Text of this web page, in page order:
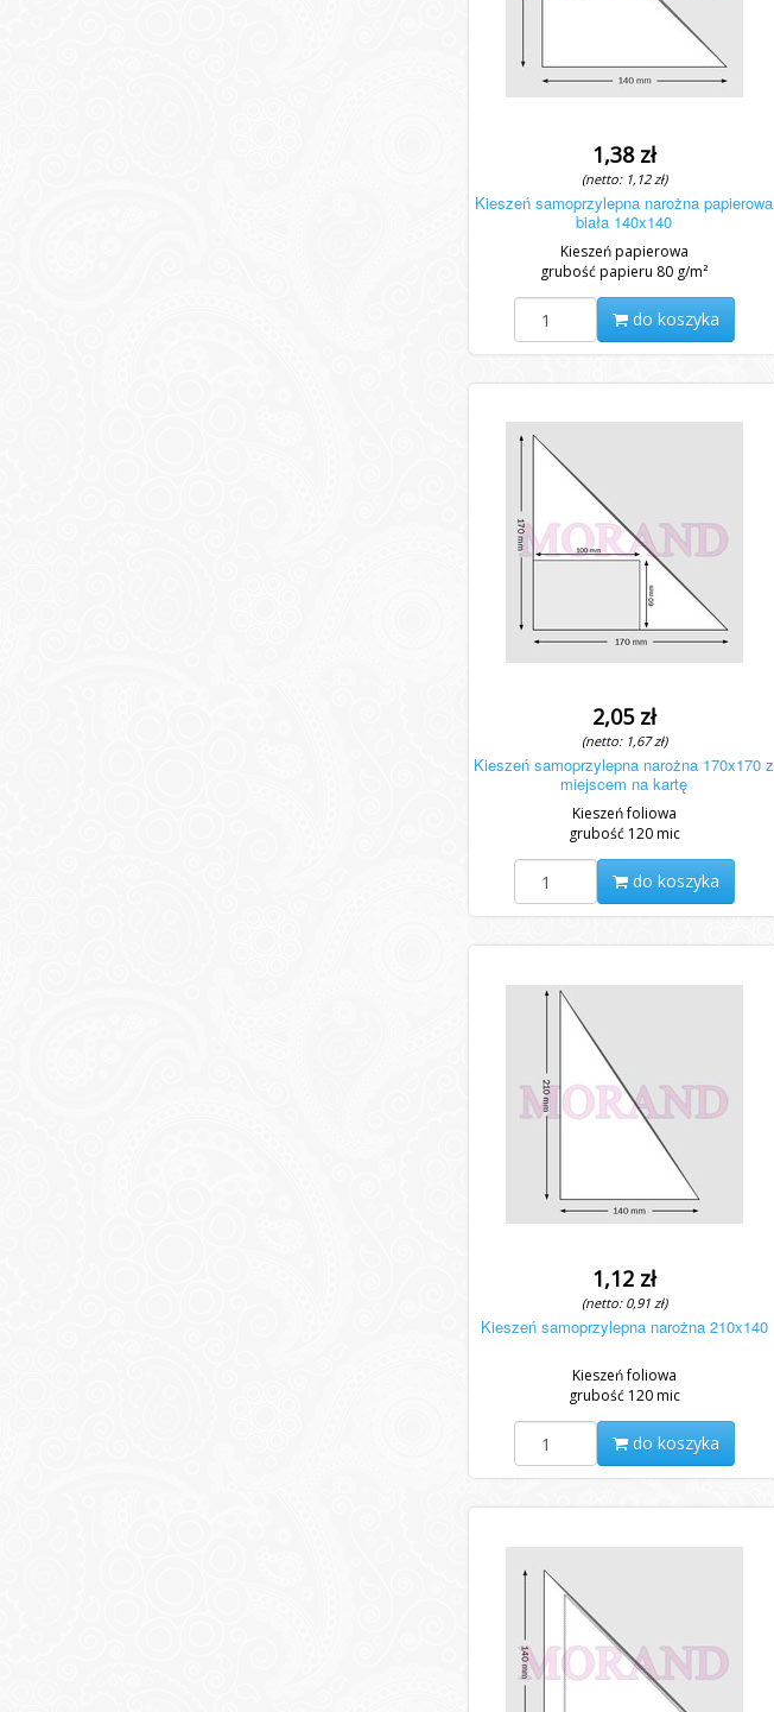
1,38 zł
(netto: 1,12 zł)
Kieszeń samoprzylepna narożna papierowa
biała 140x140
Kieszeń papierowa
grubość papieru 80 g/m²
do koszyka
2,05 zł
(netto: 1,67 zł)
Kieszeń samoprzylepna narożna 170x170 z
miejscem na kartę
Kieszeń foliowa
grubość 120 mic
do koszyka
1,12 zł
(netto: 0,91 zł)
Kieszeń samoprzylepna narożna 210x140
Kieszeń foliowa
grubość 120 mic
do koszyka